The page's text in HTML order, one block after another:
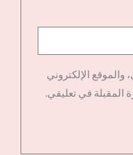
الإلكتروني
المقبلة في تعليقي.